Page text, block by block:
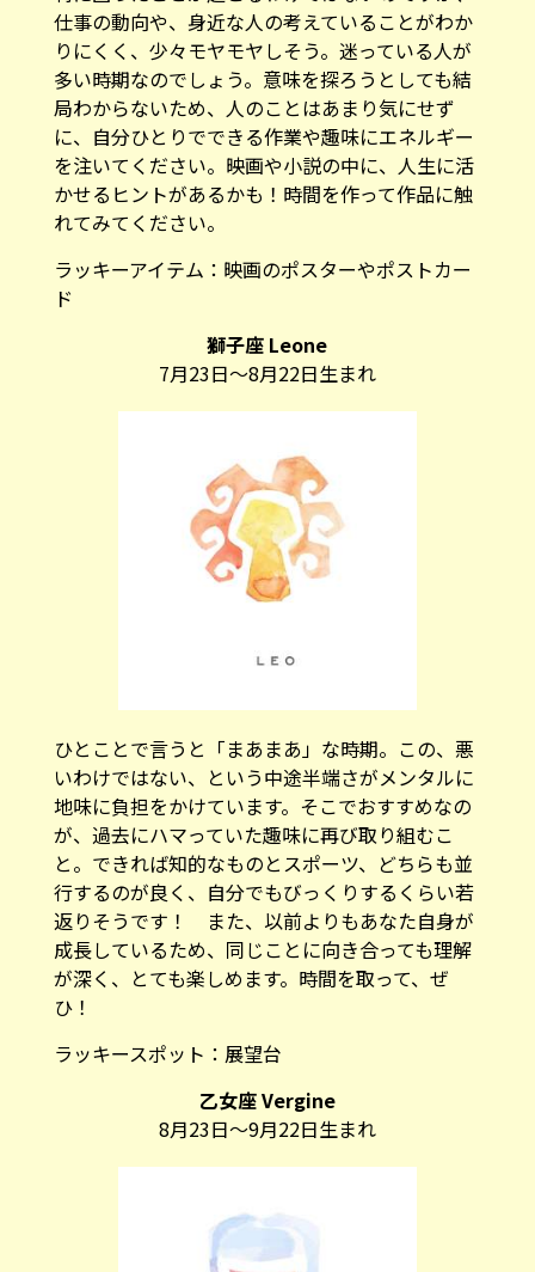
仕事の動向や、身近な人の考えていることがわか
りにくく、少々モヤモヤしそう。迷っている人が
多い時期なのでしょう。意味を探ろうとしても結
局わからないため、人のことはあまり気にせず
に、自分ひとりでできる作業や趣味にエネルギー
を注いてください。映画や小説の中に、人生に活
かせるヒントがあるかも！時間を作って作品に触
れてみてください。
ラッキーアイテム： 映画のポスターやポストカー
ド
獅子座 Leone
7月23日～8月22日生まれ
ひとことで言うと「まあまあ」な時期。この、悪
いわけではない、という中途半端さがメンタルに
地味に負担をかけています。そこでおすすめなの
が、過去にハマっていた趣味に再び取り組むこ
と。できれば知的なものとスポーツ、どちらも並
行するのが良く、自分でもびっくりするくらい若
返りそうです！ また、以前よりもあなた自身が
成長しているため、同じことに向き合っても理解
が深く、とても楽しめます。時間を取って、ぜ
ひ！
ラッキースポット： 展望台
乙女座 Vergine
8月23日～9月22日生まれ